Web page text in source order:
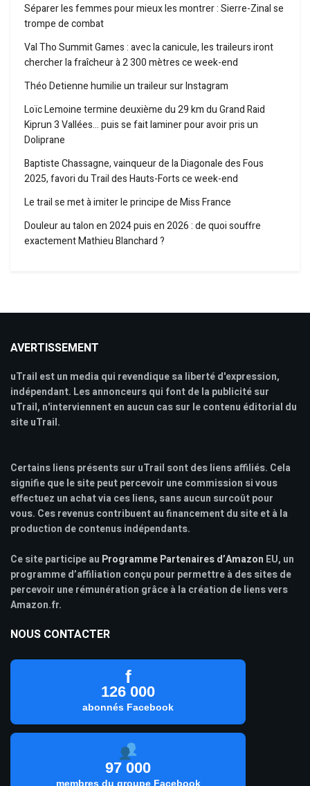
Séparer les femmes pour mieux les montrer : Sierre-Zinal se
trompe de combat
Val Tho Summit Games : avec la canicule, les traileurs iront
chercher la fraîcheur à 2 300 mètres ce week-end
Théo Detienne humilie un traileur sur Instagram
Loïc Lemoine termine deuxième du 29 km du Grand Raid
Kiprun 3 Vallées… puis se fait laminer pour avoir pris un
Doliprane
Baptiste Chassagne, vainqueur de la Diagonale des Fous
2025, favori du Trail des Hauts-Forts ce week-end
Le trail se met à imiter le principe de Miss France
Douleur au talon en 2024 puis en 2026 : de quoi souffre
exactement Mathieu Blanchard ?
AVERTISSEMENT
uTrail est un media qui revendique sa liberté d'expression,
indépendant. Les annonceurs qui font de la publicité sur
uTrail, n'interviennent en aucun cas sur le contenu éditorial du
site uTrail.
Certains liens présents sur uTrail sont des liens affiliés. Cela
signifie que le site peut percevoir une commission si vous
effectuez un achat via ces liens, sans aucun surcoût pour
vous. Ces revenus contribuent au financement du site et à la
production de contenus indépendants.
Ce site participe au Programme Partenaires d’Amazon EU, un
programme d’affiliation conçu pour permettre à des sites de
percevoir une rémunération grâce à la création de liens vers
Amazon.fr.
NOUS CONTACTER
f
126 000
abonnés Facebook
97 000
membres du groupe Facebook